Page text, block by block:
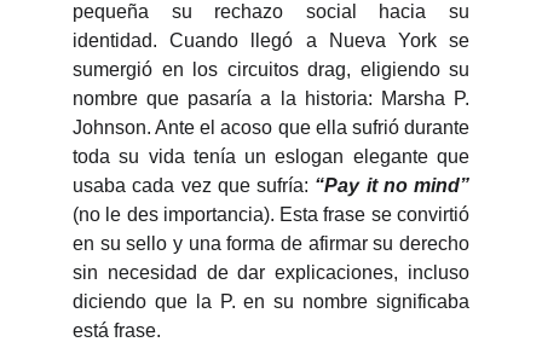
pequeña su rechazo social hacia su
identidad. Cuando llegó a Nueva York se
sumergió en los circuitos drag, eligiendo su
nombre que pasaría a la historia: Marsha P.
Johnson. Ante el acoso que ella sufrió durante
toda su vida tenía un eslogan elegante que
usaba cada vez que sufría: “Pay it no mind”
(no le des importancia). Esta frase se convirtió
en su sello y una forma de afirmar su derecho
sin necesidad de dar explicaciones, incluso
diciendo que la P. en su nombre significaba
está frase.